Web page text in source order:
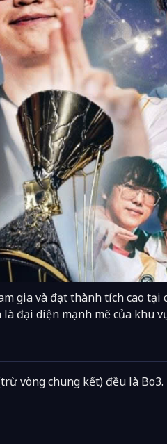
gia và đạt thành tích cao tại
đại diện mạnh mẽ của khu
vòng chung kết) đều là Bo3.